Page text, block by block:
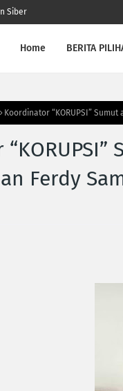
Siber
Home BERITA
Koordinator “KORUPSI”
Ferdy